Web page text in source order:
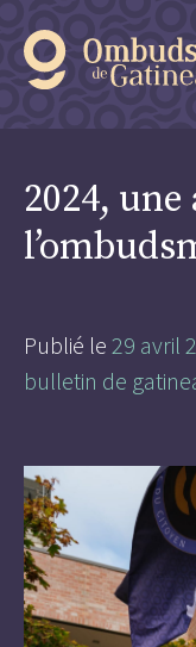
2024,
Publié le 29 avril
bulletin de